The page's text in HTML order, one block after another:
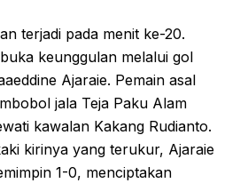
terjadi pada menit ke-20.
keunggulan melalui gol
Ajaraie. Pemain asal
jala Teja Paku Alam
kawalan Kakang Rudianto.
kirinya yang terukur, Ajaraie
1-0, menciptakan